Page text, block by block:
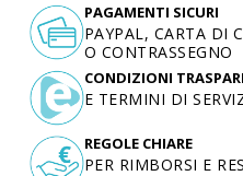
PAGAMENTI SICURI
PAYPAL, CARTA DI
O CONTRASSEGNO
CONDIZIONI
E TERMINI DI
REGOLE CHIARE
PER RIMBORSI E